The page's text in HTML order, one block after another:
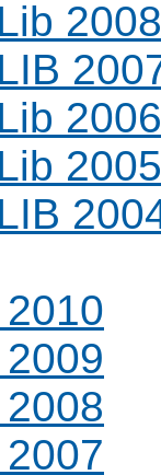
2008
2006
2005